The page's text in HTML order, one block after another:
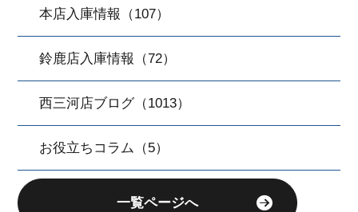
本店入庫情報（107）
鈴鹿店入庫情報（72）
西三河店ブログ（1013）
お役立ちコラム（5）
一覧ページへ